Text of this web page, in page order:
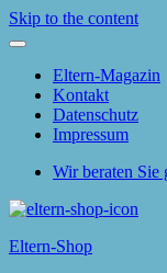
Skip to the content
Eltern-Magazin
Kontakt
Datenschutz
Impressum
Wir beraten Sie
Eltern-Shop